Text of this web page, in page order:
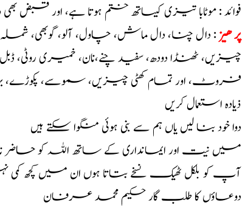
فوائد : موٹابا تیزی کیساتھ ختم ہوتا ہے، اور قبض
پر ھیز: دال چنا، دال ماش، چاول، آلو، گوبھی،
چیزیں، ٹھنڈا دودھ، سفید چنے،نان، خمیری روٹی،
فروٹ، اور تمام کھٹی چیزیں، سموسے، پکوڑے،
ذیادہ استعمال کریں
دوا خود بنا لیں یاں ہم سے بنی ہوئی منگوا سکتے ہیں
میں نیت اور ایمانداری کے ساتھ اللہ کو
آپ کو بلکل ٹھیک نسخے بتاتا ہوں ان میں کچھ
دوعاؤں کا طلب گار حکیم محمد عرفان